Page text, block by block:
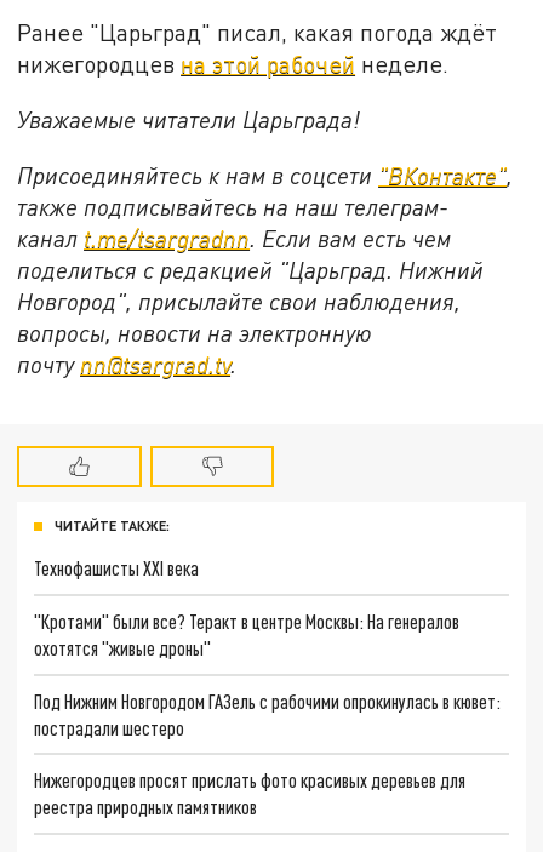
Ранее "Царьград" писал, какая погода ждёт
нижегородцев на этой рабочей неделе.
Уважаемые читатели Царьграда!
Присоединяйтесь к нам в соцсети "ВКонтакте"
также подписывайтесь на наш телеграм-
канал t.me/tsargradnn . Если вам есть чем
поделиться с редакцией "Царьград. Нижний
Новгород", присылайте свои наблюдения,
вопросы, новости на электронную
почту nn@tsargrad.tv.
ЧИТАЙТЕ ТАКЖЕ:
Технофашисты XXI века
"Кротами" были все? Теракт в центре Москвы: На генералов
охотятся "живые дроны"
Под Нижним Новгородом ГАЗель с рабочими опрокинулась в кювет:
пострадали шестеро
Нижегородцев просят прислать фото красивых деревьев для
реестра природных памятников